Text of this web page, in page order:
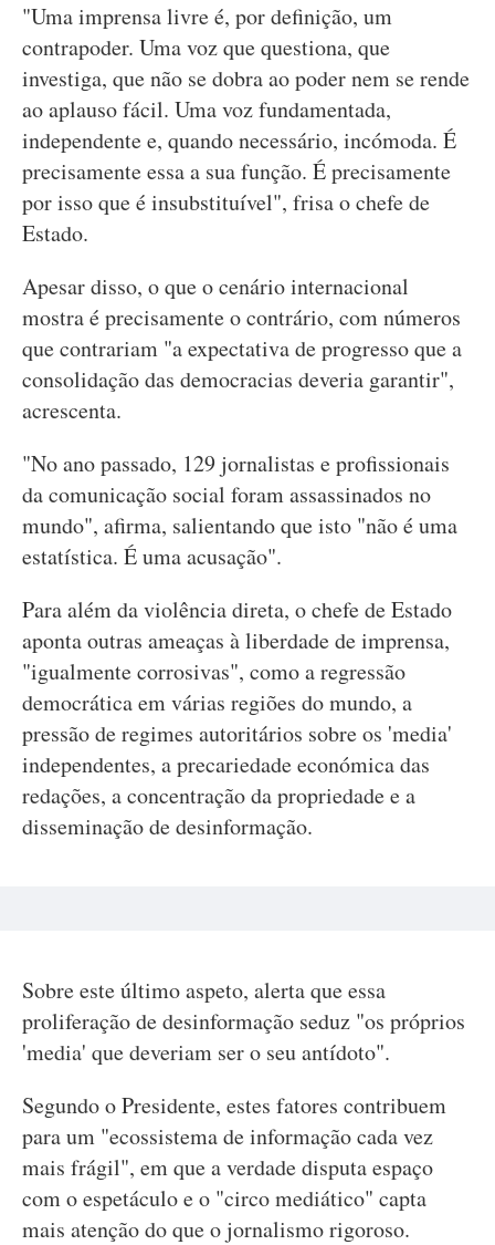
"Uma imprensa livre é, por definição, um
contrapoder. Uma voz que questiona, que
investiga, que não se dobra ao poder nem se rende
ao aplauso fácil. Uma voz fundamentada,
independente e, quando necessário, incómoda. É
precisamente essa a sua função. É precisamente
por isso que é insubstituível", frisa o chefe de
Estado.
Apesar disso, o que o cenário internacional
mostra é precisamente o contrário, com números
que contrariam "a expectativa de progresso que a
consolidação das democracias deveria garantir",
acrescenta.
"No ano passado, 129 jornalistas e profissionais
da comunicação social foram assassinados no
mundo", afirma, salientando que isto "não é uma
estatística. É uma acusação".
Para além da violência direta, o chefe de Estado
aponta outras ameaças à liberdade de imprensa,
"igualmente corrosivas", como a regressão
democrática em várias regiões do mundo, a
pressão de regimes autoritários sobre os 'media'
independentes, a precariedade económica das
redações, a concentração da propriedade e a
disseminação de desinformação.
Sobre este último aspeto, alerta que essa
proliferação de desinformação seduz "os próprios
'media' que deveriam ser o seu antídoto".
Segundo o Presidente, estes fatores contribuem
para um "ecossistema de informação cada vez
mais frágil", em que a verdade disputa espaço
com o espetáculo e o "circo mediático" capta
mais atenção do que o jornalismo rigoroso.